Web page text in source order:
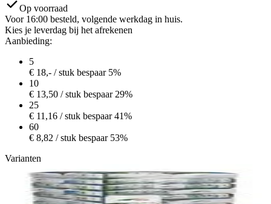
Op voorraad
Voor 16:00 besteld, volgende werkdag in huis.
Kies je leverdag bij het afrekenen
Aanbieding:
5
€ 18,- / stuk bespaar 5%
10
€ 13,50 / stuk bespaar 29%
25
€ 11,16 / stuk bespaar 41%
60
€ 8,82 / stuk bespaar 53%
Varianten